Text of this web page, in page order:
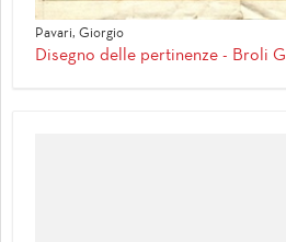
Pavari, Giorgio
Disegno delle pertinenze - Broli